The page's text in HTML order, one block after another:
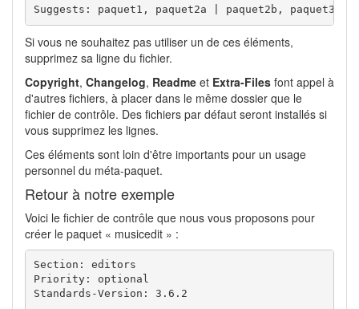
Suggests: paquet1, paquet2a | paquet2b, paquet3
Si vous ne souhaitez pas utiliser un de ces éléments,
supprimez sa ligne du fichier.
Copyright, Changelog, Readme et Extra-Files font appel à
d'autres fichiers, à placer dans le même dossier que le
fichier de contrôle. Des fichiers par défaut seront installés si
vous supprimez les lignes.
Ces éléments sont loin d'être importants pour un usage
personnel du méta-paquet.
Retour à notre exemple
Voici le fichier de contrôle que nous vous proposons pour
créer le paquet « musicedit » :
Section: editors
Priority: optional
Standards-Version: 3.6.2